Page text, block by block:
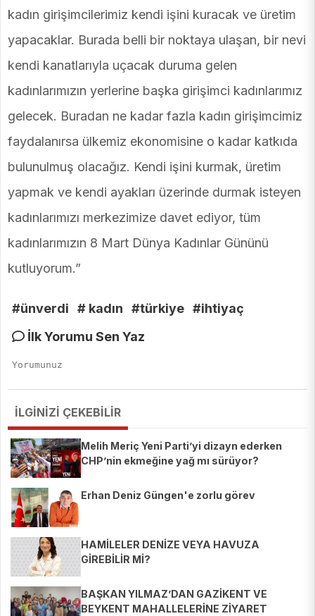
kadın girişimcilerimiz kendi işini kuracak ve üretim
yapacaklar. Burada belli bir noktaya ulaşan, bir nevi
kendi kanatlarıyla uçacak duruma gelen
kadınlarımızın yerlerine başka girişimci kadınlarımız
gelecek. Buradan ne kadar fazla kadın girişimcimiz
faydalanırsa ülkemiz ekonomisine o kadar katkıda
bulunulmuş olacağız. Kendi işini kurmak, üretim
yapmak ve kendi ayakları üzerinde durmak isteyen
kadınlarımızı merkezimize davet ediyor, tüm
kadınlarımızın 8 Mart Dünya Kadınlar Gününü
kutluyorum.”
#ünverdi # kadın #türkiye #ihtiyaç
İlk Yorumu Sen Yaz
İLGİNİZİ ÇEKEBİLİR
Melih Meriç Yeni Parti’yi dizayn ederken
CHP’nin ekmeğine yağ mı sürüyor?
Erhan Deniz Güngen'e zorlu görev
HAMİLELER DENİZE VEYA HAVUZA
GİREBİLİR Mİ?
BAŞKAN YILMAZ’DAN GAZİKENT VE
BEYKENT MAHALLELERİNE ZİYARET